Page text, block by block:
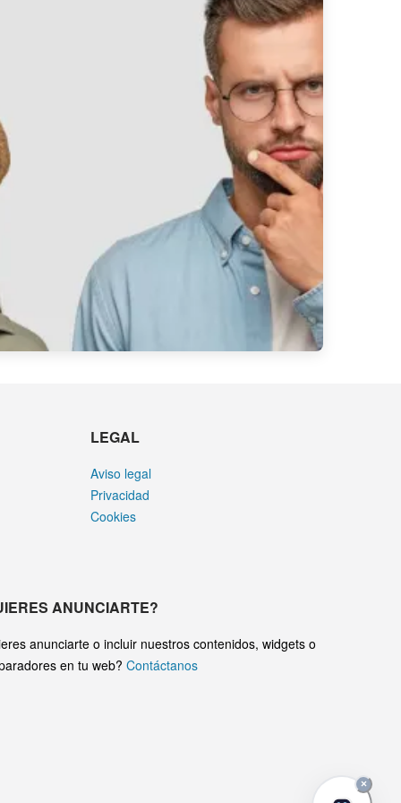
×
LEGAL
Aviso legal
Privacidad
Cookies
ANUNCIARTE?
anunciarte o incluir nuestros contenidos, widgets o
en tu web? Contáctanos